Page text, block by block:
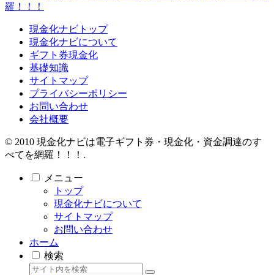
羅！！！
現金化ナビトップ
現金化ナビについて
ギフト券現金化
基礎知識
サイトマップ
プライバシーポリシー
お問い合わせ
会社概要
© 2010 現金化ナビは電子ギフト券・現金化・資金調達のす
べてを網羅！！！.
メニュー
トップ
現金化ナビについて
サイトマップ
お問い合わせ
ホーム
検索